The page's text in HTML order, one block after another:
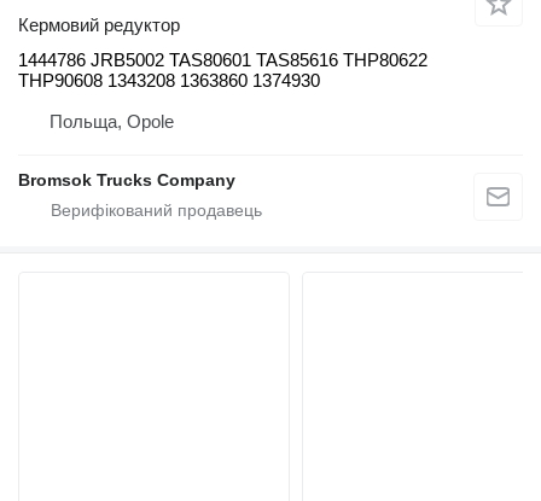
Кермовий редуктор
1444786 JRB5002 TAS80601 TAS85616 THP80622
THP90608 1343208 1363860 1374930
Польща, Opole
Bromsok Trucks Company